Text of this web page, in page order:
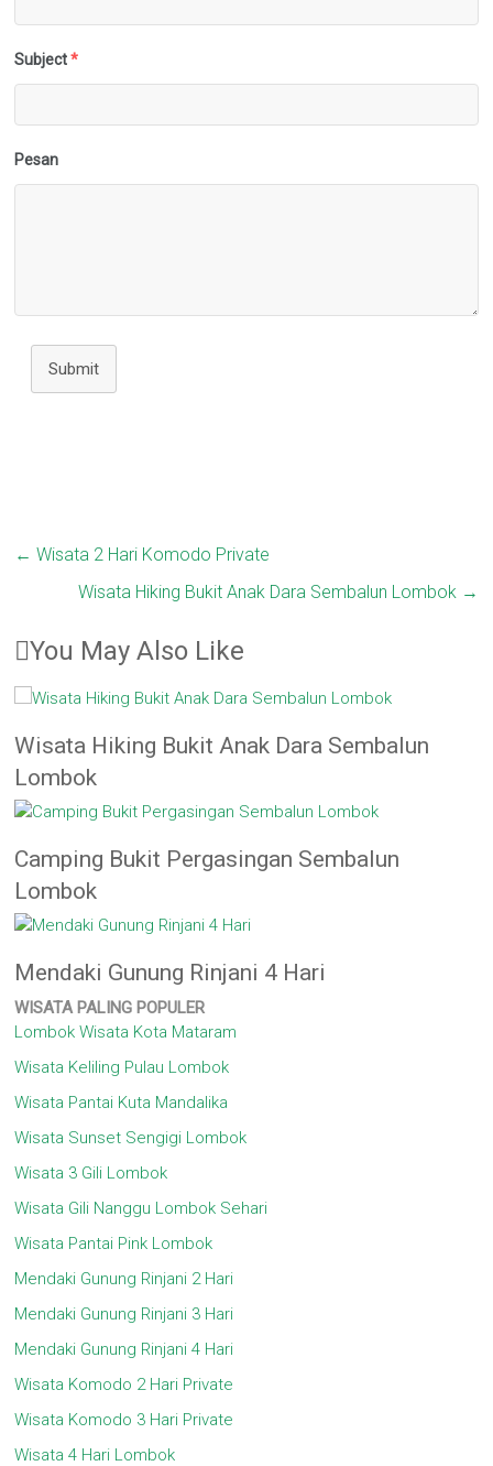
Subject *
Pesan
Submit
← Wisata 2 Hari Komodo Private
Wisata Hiking Bukit Anak Dara Sembalun Lombok →
You May Also Like
Wisata Hiking Bukit Anak Dara Sembalun
Lombok
Camping Bukit Pergasingan Sembalun
Lombok
Mendaki Gunung Rinjani 4 Hari
WISATA PALING POPULER
Lombok Wisata Kota Mataram
Wisata Keliling Pulau Lombok
Wisata Pantai Kuta Mandalika
Wisata Sunset Sengigi Lombok
Wisata 3 Gili Lombok
Wisata Gili Nanggu Lombok Sehari
Wisata Pantai Pink Lombok
Mendaki Gunung Rinjani 2 Hari
Mendaki Gunung Rinjani 3 Hari
Mendaki Gunung Rinjani 4 Hari
Wisata Komodo 2 Hari Private
Wisata Komodo 3 Hari Private
Wisata 4 Hari Lombok